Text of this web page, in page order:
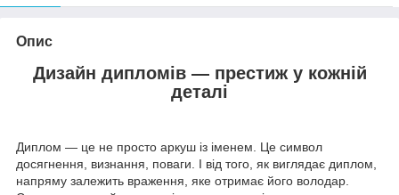
Опис
Дизайн дипломів — престиж у кожній
деталі
Диплом — це не просто аркуш із іменем. Це символ
досягнення, визнання, поваги. І від того, як виглядає диплом,
напряму залежить враження, яке отримає його володар.